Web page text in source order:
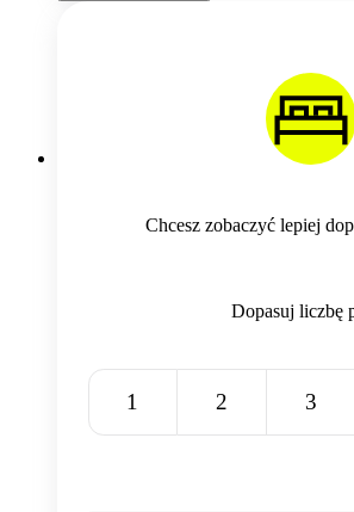
Chcesz zobaczyć lepiej
Dopasuj liczbę
1 2 3